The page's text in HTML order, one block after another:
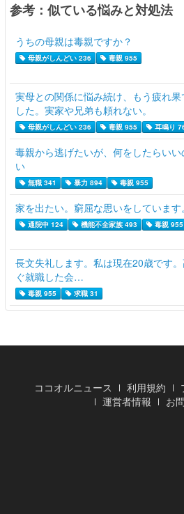
参考：似ている悩みと対処法
うちの母親は毒親ですか？
母親がしんどい 236 毒親 955
実母との関係に悩み続け、もう疲れ果
した。実家や兄弟も頼れない。
母親がしんどい 236 毒親 955 耳鳴り
毒親から逃げたいが、何をしたらい
い
無職 341 暴力 894 毒親 955
家を出たい。窮屈な思いをしています。
通院中 124 機能不全家族 493 毒親 955
長文失礼します。私は現在20歳です
ぐ就職した会…
毒親 955 求職 31
ココオルニュース 利用規約
運営者情報
お